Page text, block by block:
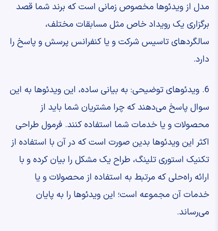
مدل از ویدئوها مخصوص زمانی است که برند شما قصد
برگزاری یک رویداد خاص مثل مسابقات مختلف،
سالگردهای تاسیس شرکت و یا کنفرانس پرسش و پاسخ را
دارد.
6. ویدئوهای توضیحی: به بیانی ساده،‌ این ویدئوها به این
سوال پاسخ می‌دهند که چرا مشتریان شما باید از
محصولات و یا خدمات شما استفاده کنند. فرمول طراحی
اکثر این ویدئوها بدین صورت است که در آن با استفاده از
تکنیک استوری تلینگ، طراح یک مشکل را بیان کرده و با
ارائه راه‌حلی که مرتبط به استفاده از محصولات و یا
خدمات آن مجموعه است؛ این ویدئوها را به پایان
می‌رساند.